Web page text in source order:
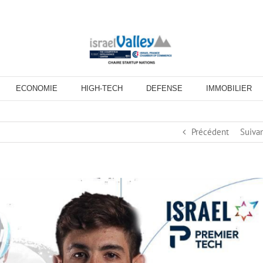
ECONOMIE HIGH-TECH DEFENSE IMMOBILIER
Précédent